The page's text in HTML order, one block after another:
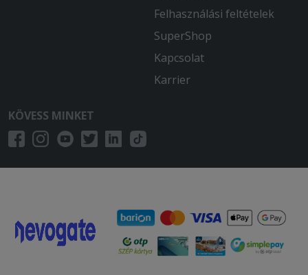
Felhasználási feltételek
SuperShop
Kapcsolat
Karrier
KÖVESS MINKET